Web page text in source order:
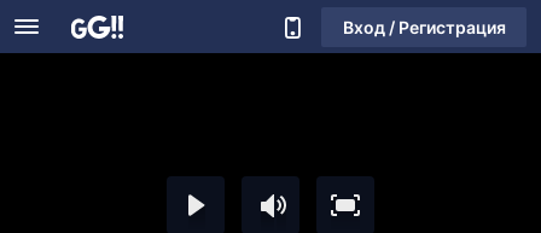
Вход / Регистрация